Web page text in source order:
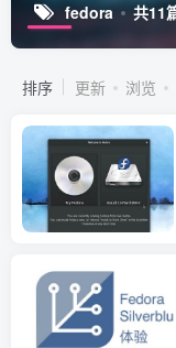
fedora 共11
排序 更新 浏览